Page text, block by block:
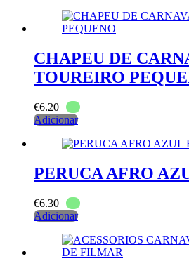
CHAPEU DE
TOUREIRO
€6.20
Adicionar
PERUCA AFRO
€6.30
Adicionar